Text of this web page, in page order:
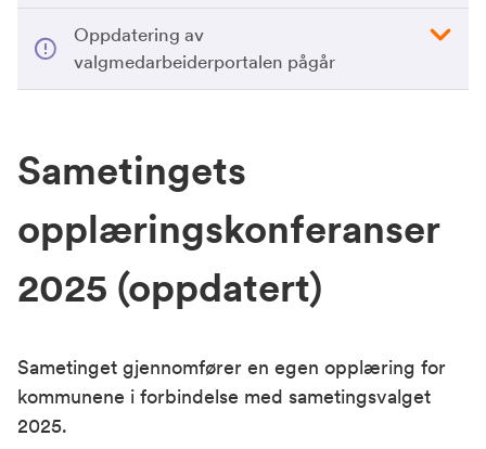
Oppdatering av
valgmedarbeiderportalen pågår
Sametingets
opplæringskonferanser
2025 (oppdatert)
Sametinget gjennomfører en egen opplæring for
kommunene i forbindelse med sametingsvalget
2025.